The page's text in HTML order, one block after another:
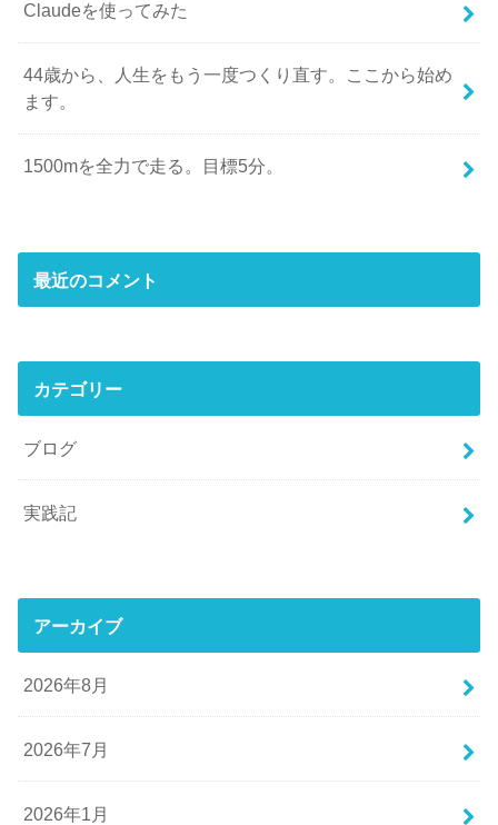
Claudeを使ってみた
44歳から、人生をもう一度つくり直す。ここから始め
ます。
1500mを全力で走る。目標5分。
最近のコメント
カテゴリー
ブログ
実践記
アーカイブ
2026年8月
2026年7月
2026年1月